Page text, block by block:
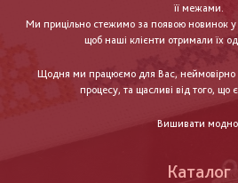
її межами.
Ми прицільно стежимо за появою новинок у
щоб наші клієнти отримали їх
Щодня ми працюємо для Вас,
процесу, та щасливі від того, що
Вишивати
Каталог